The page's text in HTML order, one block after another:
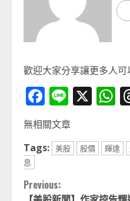
歡迎大家分享讓更多人可
Facebook
Line
X
無相關文章
Tags: 美股 股價 輝達
息
Continue
Previous: